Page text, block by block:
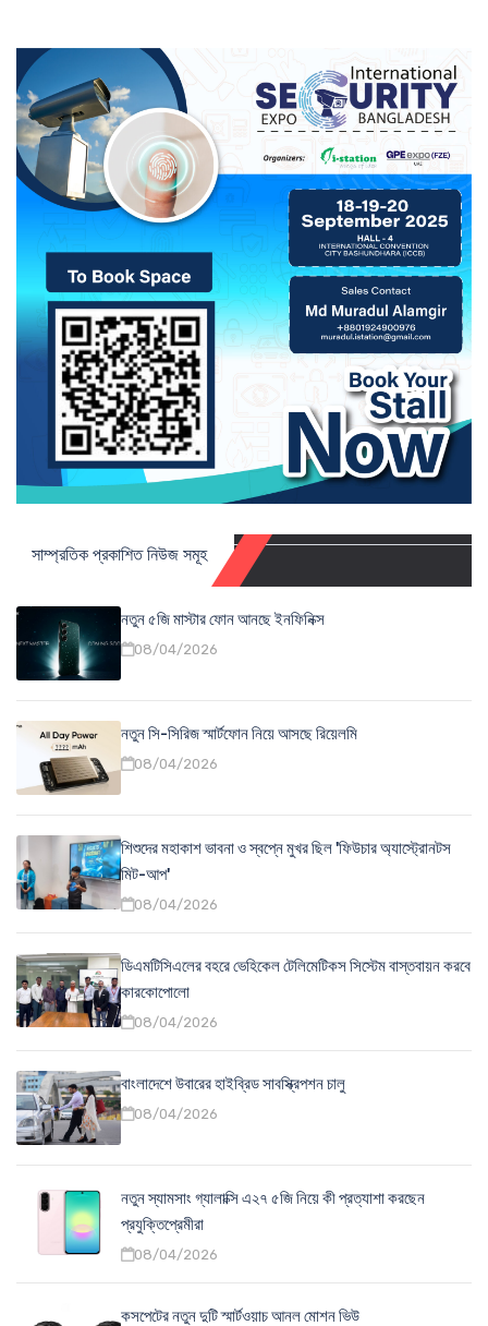
সাম্প্রতিক প্রকাশিত নিউজ সমূহ
নতুন ৫জি মাস্টার ফোন আনছে ইনফিনিক্স
08/04/2026
নতুন সি-সিরিজ স্মার্টফোন নিয়ে আসছে রিয়েলমি
08/04/2026
শিশুদের মহাকাশ ভাবনা ও স্বপ্নে মুখর ছিল 'ফিউচার অ্যাস্ট্রোনটস
মিট-আপ'
08/04/2026
ডিএমটিসিএলের বহরে ভেহিকেল টেলিমেটিকস সিস্টেম বাস্তবায়ন করবে
কারকোপোলো
08/04/2026
বাংলাদেশে উবারের হাইব্রিড সাবস্ক্রিপশন চালু
08/04/2026
নতুন স্যামসাং গ্যালাক্সি এ২৭ ৫জি নিয়ে কী প্রত্যাশা করছেন
প্রযুক্তিপ্রেমীরা
08/04/2026
কসপেটের নতুন দুটি স্মার্টওয়াচ আনল মোশন ভিউ